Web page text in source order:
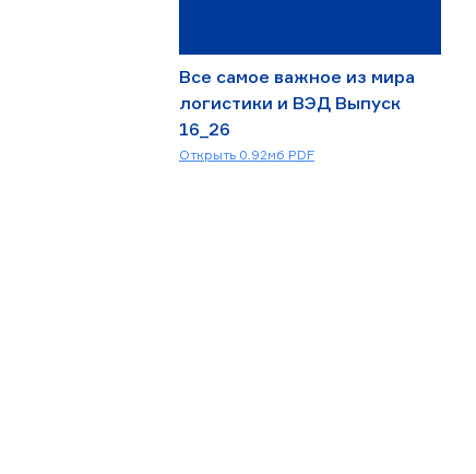
Все самое важное из мира
логистики и ВЭД Выпуск
16_26
Скачать
Открыть 0.92мб PDF